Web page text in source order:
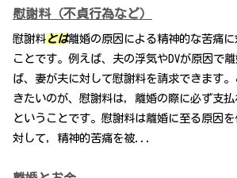
慰謝料（不貞行為など）
慰謝料 とは離婚の原因による精神的な苦痛
ことです。例えば、夫の浮気やDVが原因で
ば、妻が夫に対して慰謝料を請求できます
きたいのが、慰謝料は，離婚の際に必ず支
ということです。慰謝料は離婚に至る原因
対して，精神的苦痛を被...